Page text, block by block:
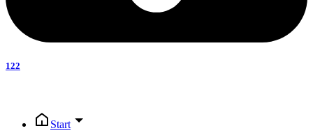
122
Start